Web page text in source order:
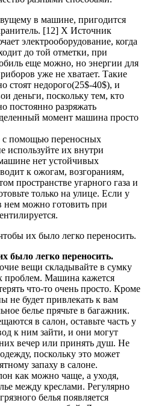
в машине, пригодится
[12] X Источник
электрооборудование, когда
до той отметки, при
еще можно, но энергии для
уже не хватает. Такие
стоят недорого(25$-40$), и
деньги, поскольку тем, кто
постоянно разряжать
момент машина просто
с помощью переносных
используйте их внутри
нет устойчивых
к ожогам, возгораниям,
пространстве угарного газа и
только на улице. Если у
нем можно готовить при
было легко переносить.
вещи складывайте в сумку
проблем. Машина кажется
что-то очень просто. Кроме
не будет привлекать к вам
белье прячьте в багажник.
в салон, оставьте часть у
к ним зайти, и они могут
вечер или принять душ. Не
поскольку это может
запаху в салоне.
как можно чаще, а уходя,
между креслами. Регулярно
белья появляется